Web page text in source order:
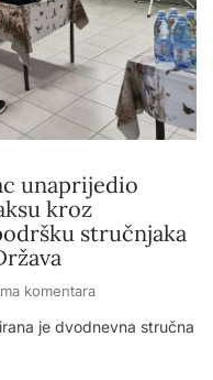
unaprijedio
kroz
stručnjaka
komentara
je dvodnevna stručna